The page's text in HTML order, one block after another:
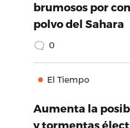
brumosos por
polvo del Sahara
0
El Tiempo
Aumenta la
y tormentas